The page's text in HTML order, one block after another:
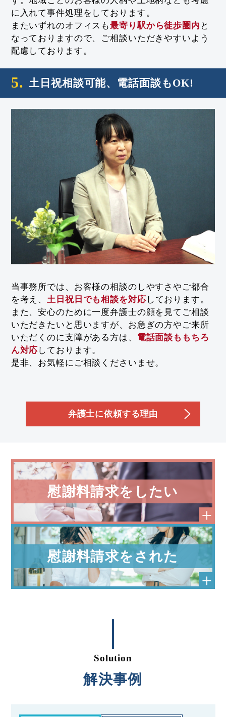
に入れて事件処理をしております。
またいずれのオフィスも最寄り駅から徒歩圏内 と
なっておりますので、ご相談いただきやすいよう
配慮しております。
5. 土日祝相談可能、電話面談もOK!
当事務所では、お客様の相談のしやすさやご都合
を考え、 土日祝日でも相談を対応しております。
また、安心のために一度弁護士の顔を見てご相談
いただきたいと思いますが、お急ぎの方やご来所
いただくのに支障がある方は、 電話面談ももちろ
ん対応しております。
是非、お気軽にご相談くださいませ。
弁護士に依頼する理由
慰謝料請求をしたい
慰謝料請求をされた
Solution
解決事例